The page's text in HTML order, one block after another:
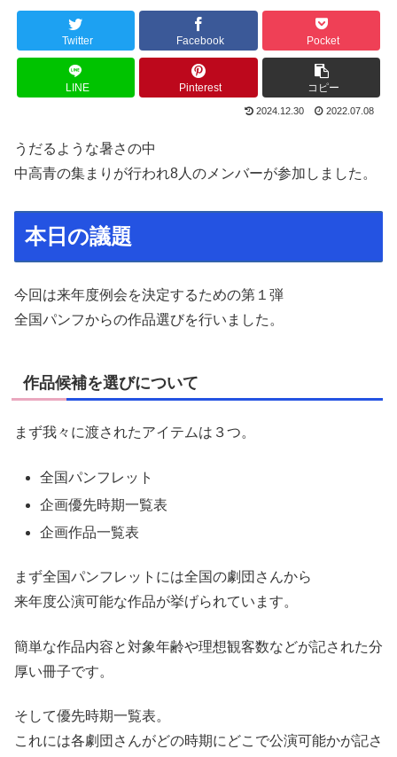
Twitter Facebook Pocket
LINE Pinterest コピー
2024.12.30 2022.07.08
うだるような暑さの中
中高青の集まりが行われ8人のメンバーが参加しました。
本日の議題
今回は来年度例会を決定するための第１弾
全国パンフからの作品選びを行いました。
作品候補を選びについて
まず我々に渡されたアイテムは３つ。
全国パンフレット
企画優先時期一覧表
企画作品一覧表
まず全国パンフレットには全国の劇団さんから
来年度公演可能な作品が挙げられています。
簡単な作品内容と対象年齢や理想観客数などが記された分
厚い冊子です。
そして優先時期一覧表。
これには各劇団さんがどの時期にどこで公演可能かが記さ